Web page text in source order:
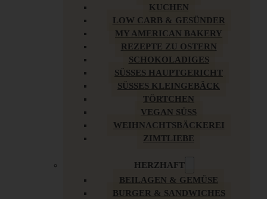
KUCHEN
LOW CARB & GESÜNDER
MY AMERICAN BAKERY
REZEPTE ZU OSTERN
SCHOKOLADIGES
SÜSSES HAUPTGERICHT
SÜSSES KLEINGEBÄCK
TÖRTCHEN
VEGAN SÜSS
WEIHNACHTSBÄCKEREI
ZIMTLIEBE
HERZHAFT
BEILAGEN & GEMÜSE
BURGER & SANDWICHES